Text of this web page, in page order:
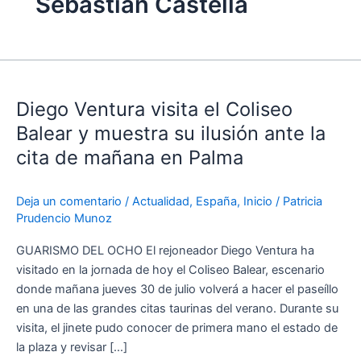
Diego Ventura visita el Coliseo
Balear y muestra su ilusión ante la
cita de mañana en Palma
Deja un comentario / Actualidad, España, Inicio / Patricia
Prudencio Munoz
GUARISMO DEL OCHO El rejoneador Diego Ventura ha
visitado en la jornada de hoy el Coliseo Balear, escenario
donde mañana jueves 30 de julio volverá a hacer el paseíllo
en una de las grandes citas taurinas del verano. Durante su
visita, el jinete pudo conocer de primera mano el estado de
la plaza y revisar […]
visita
el
Coliseo
Balear
muestra
su
ilusión
ante
la
de
mañana